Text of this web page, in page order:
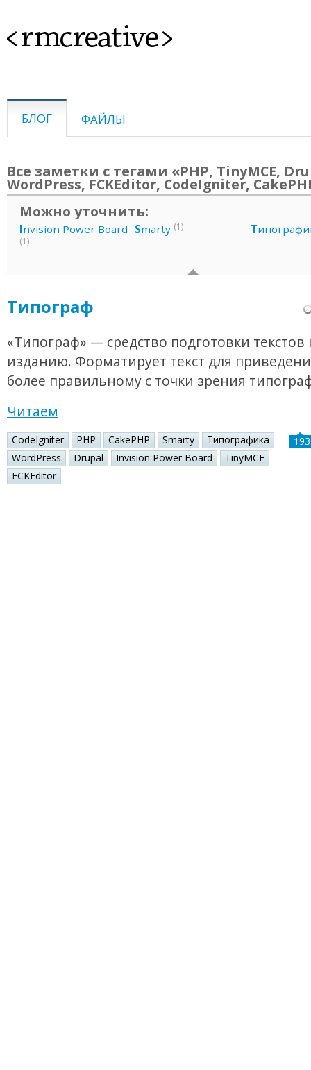
<rmcreative>
БЛОГ ФАЙЛЫ
Все заметки с тегами «PHP, TinyMCE,
WordPress, FCKEditor, CodeIgniter,
Можно уточнить:
Invision Power Board
(1)
Smarty (1) Т
Типограф
«Типограф» — средство подготовки текстов
изданию. Форматирует текст для
более правильному с точки зрения
Читаем
CodeIgniter PHP CakePHP Smarty
Типографика
WordPress
Drupal Invision Power Board
TinyMCE
FCKEditor